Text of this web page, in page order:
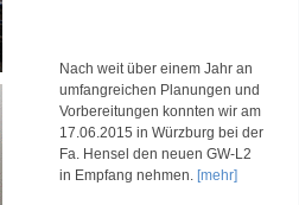
Nach weit über einem Jahr an
umfangreichen Planungen und
Vorbereitungen konnten wir am
17.06.2015 in Würzburg bei der
Fa. Hensel den neuen GW-L2
in Empfang nehmen. [mehr]